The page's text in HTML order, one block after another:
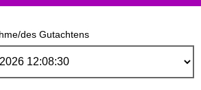
des Gutachtens